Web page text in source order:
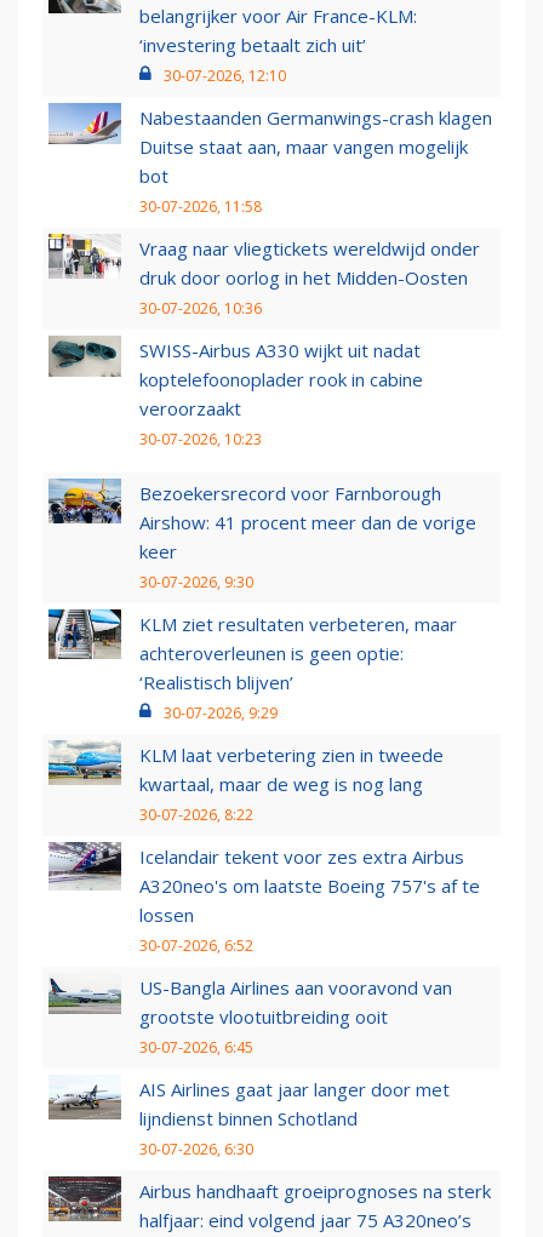
belangrijker voor Air France-KLM:
‘investering betaalt zich uit’
30-07-2026, 12:10
Nabestaanden Germanwings-crash klagen
Duitse staat aan, maar vangen mogelijk
bot
30-07-2026, 11:58
Vraag naar vliegtickets wereldwijd onder
druk door oorlog in het Midden-Oosten
30-07-2026, 10:36
SWISS-Airbus A330 wijkt uit nadat
koptelefoonoplader rook in cabine
veroorzaakt
30-07-2026, 10:23
Bezoekersrecord voor Farnborough
Airshow: 41 procent meer dan de vorige
keer
30-07-2026, 9:30
KLM ziet resultaten verbeteren, maar
achteroverleunen is geen optie:
‘Realistisch blijven’
30-07-2026, 9:29
KLM laat verbetering zien in tweede
kwartaal, maar de weg is nog lang
30-07-2026, 8:22
Icelandair tekent voor zes extra Airbus
A320neo's om laatste Boeing 757's af te
lossen
30-07-2026, 6:52
US-Bangla Airlines aan vooravond van
grootste vlootuitbreiding ooit
30-07-2026, 6:45
AIS Airlines gaat jaar langer door met
lijndienst binnen Schotland
30-07-2026, 6:30
Airbus handhaaft groeiprognoses na sterk
halfjaar: eind volgend jaar 75 A320neo’s